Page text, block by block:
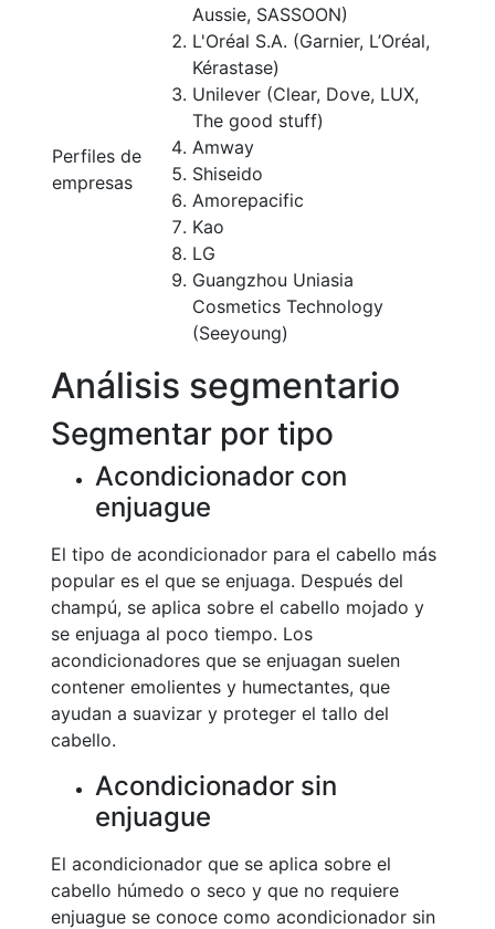
Perfiles de
empresas
Aussie, SASSOON)
L'Oréal S.A. (Garnier, L’Oréal,
Kérastase)
Unilever (Clear, Dove, LUX,
The good stuff)
Amway
Shiseido
Amorepacific
Kao
LG
Guangzhou Uniasia
Cosmetics Technology
(Seeyoung)
Análisis segmentario
Segmentar por tipo
Acondicionador con
enjuague
El tipo de acondicionador para el cabello más
popular es el que se enjuaga. Después del
champú, se aplica sobre el cabello mojado y
se enjuaga al poco tiempo. Los
acondicionadores que se enjuagan suelen
contener emolientes y humectantes, que
ayudan a suavizar y proteger el tallo del
cabello.
Acondicionador sin
enjuague
El acondicionador que se aplica sobre el
cabello húmedo o seco y que no requiere
enjuague se conoce como acondicionador sin